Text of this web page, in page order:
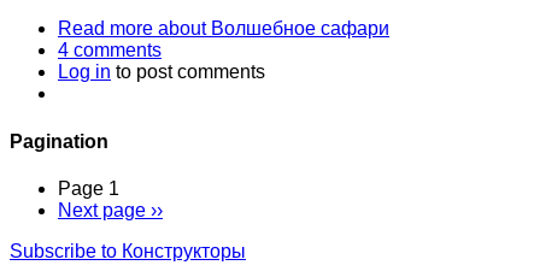
Read more about Волшебное сафари
4 comments
Log in to post comments
Pagination
Page 1
Next page ››
Subscribe to Конструкторы